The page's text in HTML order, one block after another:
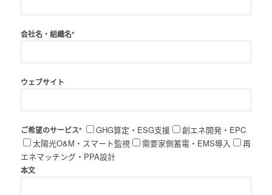
会社名・組織名*
ウェブサイト
ご希望のサービス* GHG算定・ESG支援
創エネ開発・EPC
太陽光O&M・スマート監視
需要家側蓄電・EMS導入
再
エネマッチング・PPA設計
本文